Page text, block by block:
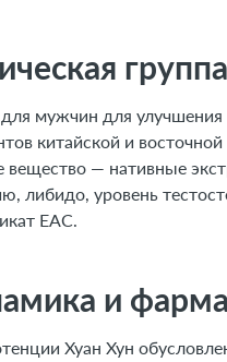
группа
мужчин для
китайской и
— нативные
либидо, уровень
ЕАС.
и
Хуан Хун